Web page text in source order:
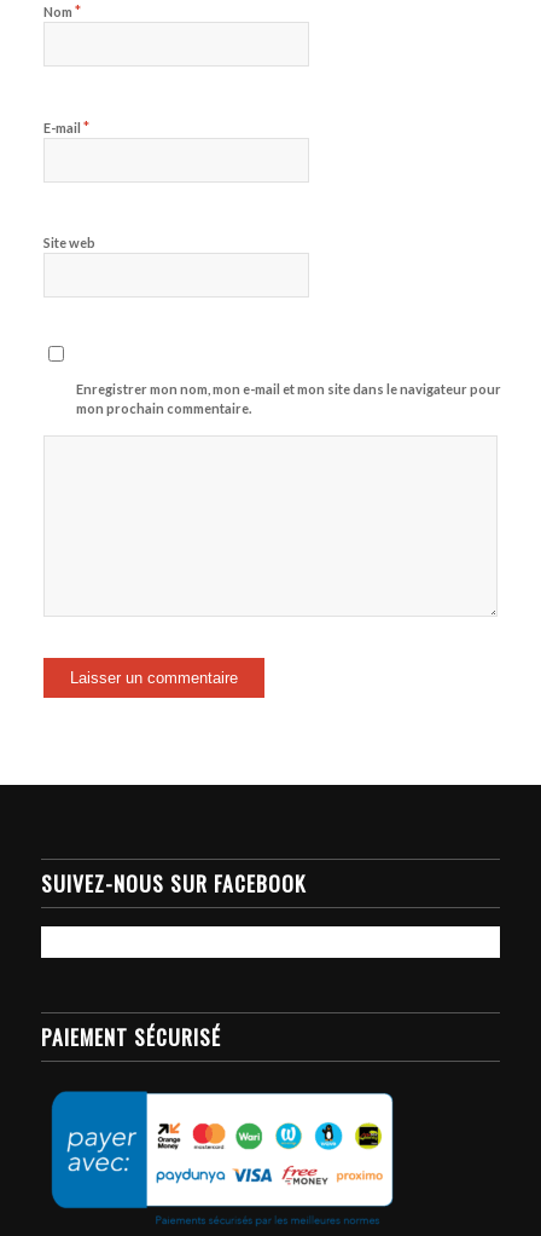
Nom *
E-mail *
Site web
Enregistrer mon nom, mon e-mail et mon site dans le navigateur pour
mon prochain commentaire.
SUIVEZ-NOUS SUR FACEBOOK
PAIEMENT SÉCURISÉ